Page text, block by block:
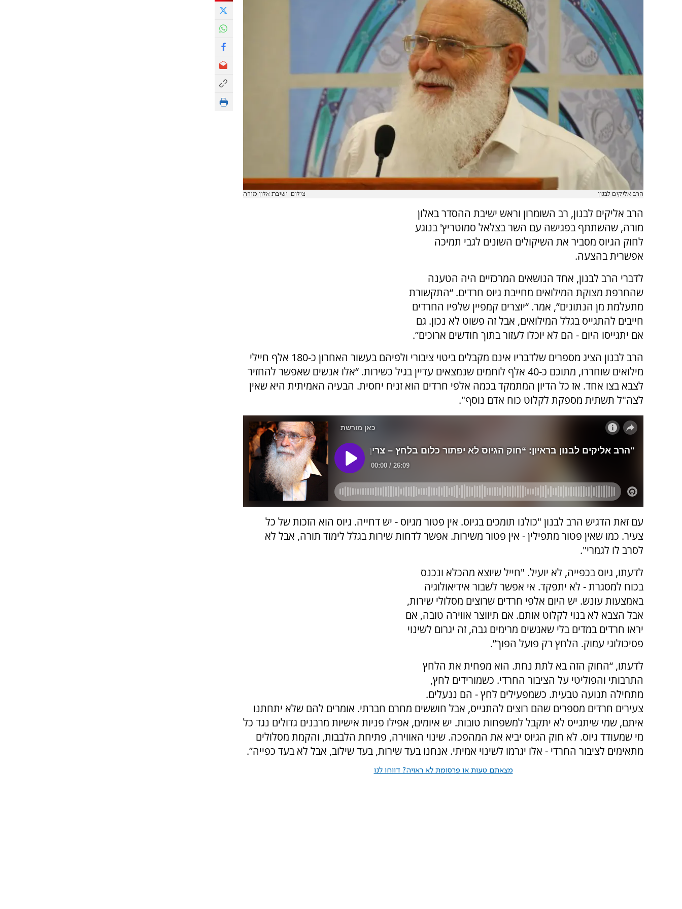
הרב אליקים לבנון צילום: ישיבת אלון מורה
הרב אליקים לבנון, רב השומרון וראש ישיבת ההסדר באלון
מורה, שהשתתף בפגישה עם השר בצלאל סמוטריץ' בנוגע
לחוק הגיוס מסביר את השיקולים השונים לגבי תמיכה
אפשרית בהצעה.
לדברי הרב לבנון, אחד הנושאים המרכזיים היה הטענה
שהחרפת מצוקת המילואים מחייבת גיוס חרדים. “התקשורת
מתעלמת מן הנתונים”, אמר. “יוצרים קמפיין שלפיו החרדים
חייבים להתגייס בגלל המילואים, אבל זה פשוט לא נכון. גם
אם יתגייסו היום - הם לא יוכלו לעזור בתוך חודשים ארוכים”.
הרב לבנון הציג מספרים שלדבריו אינם מקבלים ביטוי ציבורי ולפיהם בעשור האחרון כ-180 אלף חיילי
מילואים שוחררו, מתוכם כ-40 אלף לוחמים שנמצאים עדיין בגיל כשירות. “אלו אנשים שאפשר להחזיר
לצבא בצו אחד. אז כל הדיון המתמקד בכמה אלפי חרדים הוא זניח יחסית. הבעיה האמיתית היא שאין
לצה"ל תשתית מספקת לקלוט כוח אדם נוסף".
עם זאת הדגיש הרב לבנון "כולנו תומכים בגיוס. אין פטור מגיוס - יש דחייה. גיוס הוא הזכות של כל
צעיר. כמו שאין פטור מתפילין - אין פטור משירות. אפשר לדחות שירות בגלל לימוד תורה, אבל לא
לסרב לו לגמרי".
לדעתו, גיוס בכפייה, לא יועיל. "חייל שיוצא מהכלא ונכנס
בכוח למסגרת - לא יתפקד. אי אפשר לשבור אידיאולוגיה
באמצעות עונש. יש היום אלפי חרדים שרוצים מסלולי שירות,
אבל הצבא לא בנוי לקלוט אותם. אם תיווצר אווירה טובה, אם
יראו חרדים במדים בלי שאנשים מרימים גבה, זה יגרום לשינוי
פסיכולוגי עמוק. הלחץ רק פועל הפוך”.
לדעתו, “החוק הזה בא לתת נחת. הוא מפחית את הלחץ
התרבותי והפוליטי על הציבור החרדי. כשמורידים לחץ,
מתחילה תנועה טבעית. כשמפעילים לחץ - הם ננעלים.
צעירים חרדים מספרים שהם רוצים להתגייס, אבל חוששים מחרם חברתי. אומרים להם שלא יתחתנו
איתם, שמי שיתגייס לא יתקבל למשפחות טובות. יש איומים, אפילו פניות אישיות מרבנים גדולים נגד כל
מי שמעודד גיוס. לא חוק הגיוס יביא את המהפכה. שינוי האווירה, פתיחת הלבבות, והקמת מסלולים
מתאימים לציבור החרדי - אלו יגרמו לשינוי אמיתי. אנחנו בעד שירות, בעד שילוב, אבל לא בעד כפייה”.
מצאתם טעות או פרסומת לא ראויה? דווחו לנו